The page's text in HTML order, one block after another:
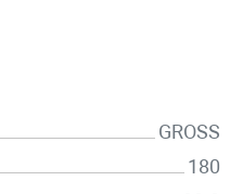
GROSS
180